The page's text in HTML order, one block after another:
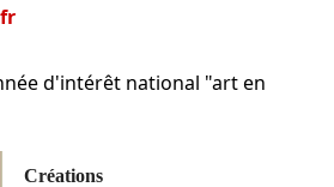
d'intérêt national "art en
Créations